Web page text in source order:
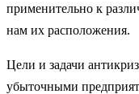
применительно к
нам их расположения.
Цели и задачи
убыточ­ными